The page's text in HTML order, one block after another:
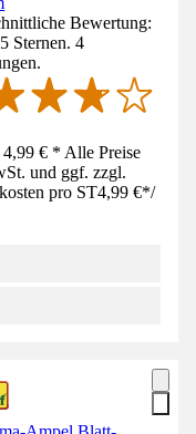
Bewertung:
Sternen. 4
€ * Alle Preise
und ggf. zzgl.
pro ST4,99 €*/